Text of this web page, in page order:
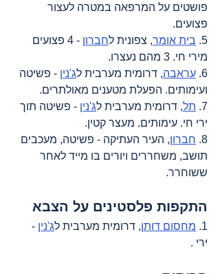
פושטים על המרפאה במטרה לעצור
פצועים.
5. בית אומר, צפונית לחברון
- 4 פצועים
מירי חי. 3 מהם נעצרו.
6. עראבה, דרומית מערבית לג'נין - פשיטה
ועימותים. הפעלת מטענים מאולתרים.
7. תל, דרומית מערבית לג'נין - פשיטה תוך
ירי חי. עימותים. מעצר קטין.
8. חברון, העיר העתיקה - פשיטה, מעכבים
תושב, משחררים ויורים בו מייד לאחר
ששוחרר.
התקפות פלסטינים על הצבא
1. מחסום דותן, דרומית מערבית לג'נין -
ירי .